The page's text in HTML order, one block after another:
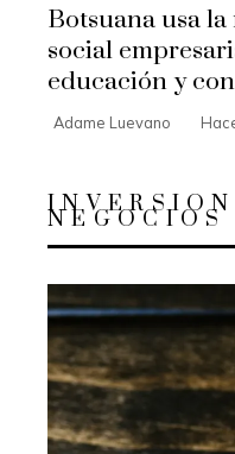
Botsuana usa
social
educación y
Adame Luevano
NEGOCIOS